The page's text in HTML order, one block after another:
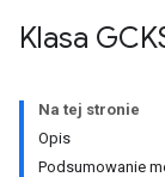
Klasa
Na tej stronie
Opis
Podsumowanie